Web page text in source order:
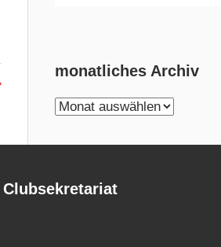
monatliches Archiv
monatliches
Clubsekretariat